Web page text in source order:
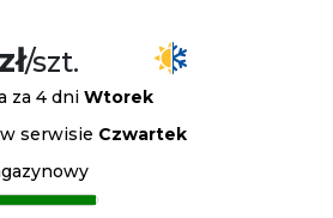
/szt.
za 4 dni Wtorek
serwisie Czwartek